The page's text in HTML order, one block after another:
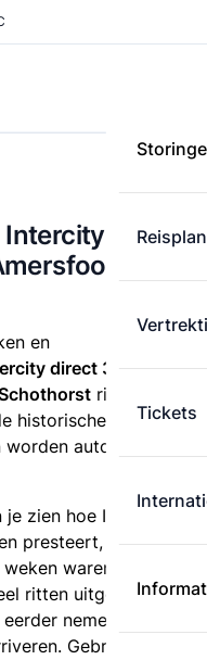
Tickets
direct
en
direct 301863
rijdt. Deze
historische
worden automatisch
zien hoe Intercity
presteert, en hoe de
waren. Is deze
ritten uitgevallen?
nemen als je
Gebruik de